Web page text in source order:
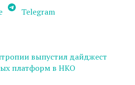
Telegram
выпустил дайджест
платформ в НКО